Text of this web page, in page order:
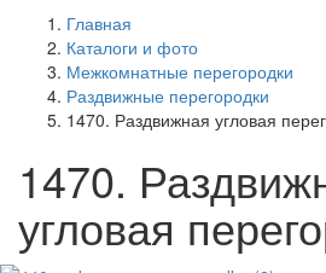
Главная
Каталоги и фото
Межкомнатные перегородки
Раздвижные перегородки
1470. Раздвижная угловая
1470.
угловая